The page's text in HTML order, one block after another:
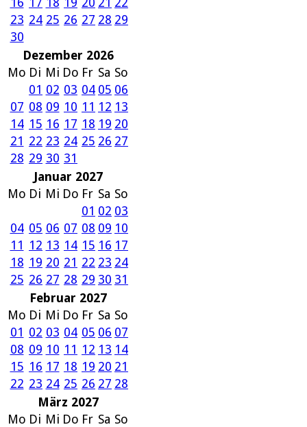
23 24 25 26 27 28 29
30
Dezember 2026
Mo Di Mi Do Fr Sa So
01 02 03 04 05 06
07 08 09 10 11 12 13
14 15 16 17 18 19 20
21 22 23 24 25 26 27
28 29 30 31
Januar 2027
Mo Di Mi Do Fr Sa So
01 02 03
04 05 06 07 08 09 10
11 12 13 14 15 16 17
18 19 20 21 22 23 24
25 26 27 28 29 30 31
Februar 2027
Mo Di Mi Do Fr Sa So
01 02 03 04 05 06 07
08 09 10 11 12 13 14
15 16 17 18 19 20 21
22 23 24 25 26 27 28
März 2027
Mo Di Mi Do Fr Sa So